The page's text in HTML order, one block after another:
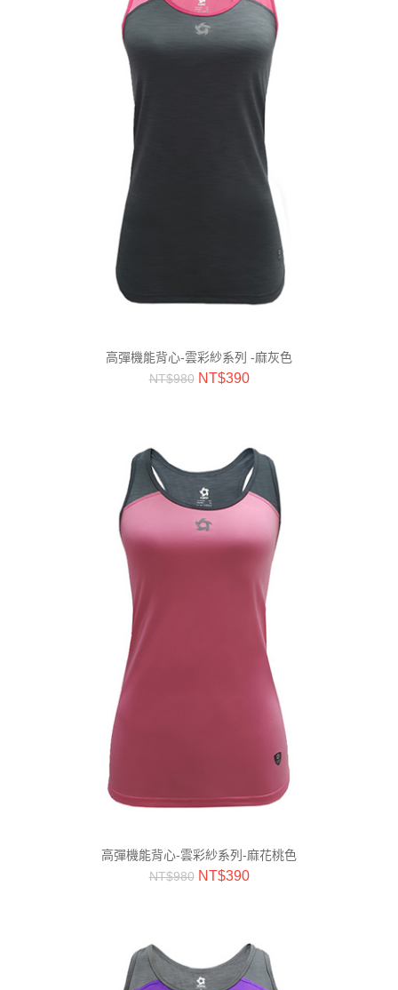
高彈機能背心-雲彩紗系列 -麻灰色
NT$980 NT$390
高彈機能背心-雲彩紗系列-麻花桃色
NT$980 NT$390